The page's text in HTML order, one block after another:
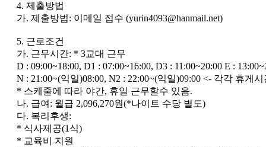
4. 제출방법
가. 제출방법: 이메일 접수 (yurin4093@hanmail.net)
5. 근로조건
가. 근무시간: * 3교대 근무
D : 09:00~18:00, D1 : 07:00~16:00, D3 : 11:00~20:00 E :
N : 21:00~(익일)08:00, N2 : 22:00~(익일)09:00 <- 각각 휴게
* 스케줄에 따라 야간, 휴일 근무할수 있음.
나. 급여: 월급 2,096,270원(*나이트 수당 별도)
다. 복리후생:
* 식사제공(1식)
* 교육비 지원